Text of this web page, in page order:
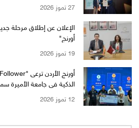
27 تموز 2026
الإعلان عن إطلاق مرحلة
أورنج"
19 تموز 2026
الذكية في جامعة الأميرة
12 تموز 2026